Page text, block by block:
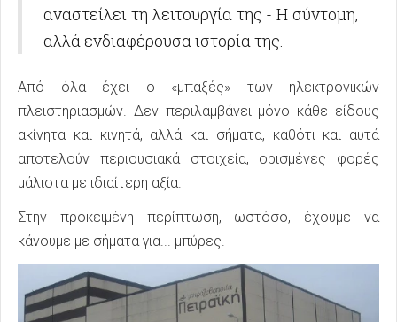
αναστείλει τη λειτουργία της - Η σύντομη,
αλλά ενδιαφέρουσα ιστορία της.
Από όλα έχει ο «μπαξές» των ηλεκτρονικών
πλειστηριασμών. Δεν περιλαμβάνει μόνο κάθε είδους
ακίνητα και κινητά, αλλά και σήματα, καθότι και αυτά
αποτελούν περιουσιακά στοιχεία, ορισμένες φορές
μάλιστα με ιδιαίτερη αξία.
Στην προκειμένη περίπτωση, ωστόσο, έχουμε να
κάνουμε με σήματα για... μπύρες.